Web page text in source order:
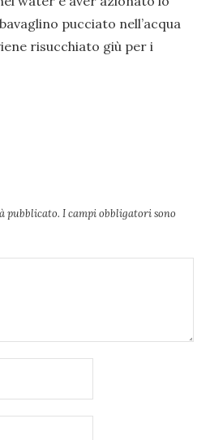
pucciato nell’acqua
risucchiato giù per i
pubblicato. I campi obbligatori sono